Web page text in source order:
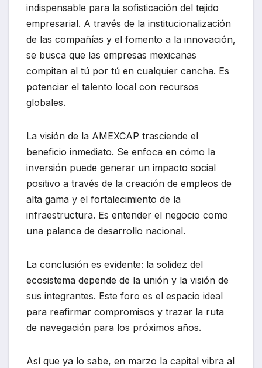
indispensable para la sofisticación del tejido
empresarial. A través de la institucionalización
de las compañías y el fomento a la innovación,
se busca que las empresas mexicanas
compitan al tú por tú en cualquier cancha. Es
potenciar el talento local con recursos
globales.
La visión de la AMEXCAP trasciende el
beneficio inmediato. Se enfoca en cómo la
inversión puede generar un impacto social
positivo a través de la creación de empleos de
alta gama y el fortalecimiento de la
infraestructura. Es entender el negocio como
una palanca de desarrollo nacional.
La conclusión es evidente: la solidez del
ecosistema depende de la unión y la visión de
sus integrantes. Este foro es el espacio ideal
para reafirmar compromisos y trazar la ruta
de navegación para los próximos años.
Así que ya lo sabe, en marzo la capital vibra al